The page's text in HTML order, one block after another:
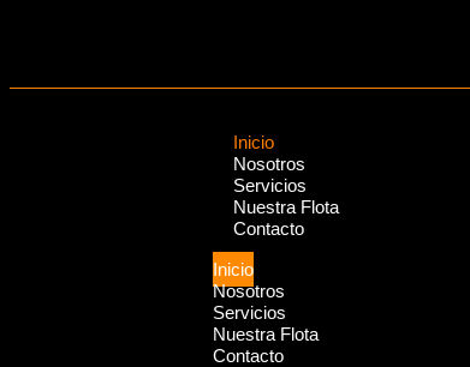
Inicio
Nosotros
Servicios
Nuestra Flota
Contacto
Inicio
Nosotros
Servicios
Nuestra Flota
Contacto